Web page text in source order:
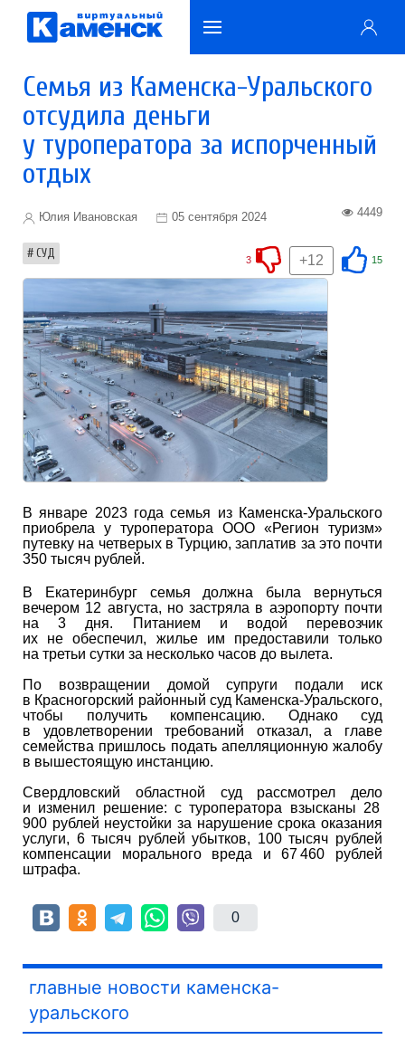
Семья из Каменска-Уральского
отсудила деньги
у туроператора за испорченный
отдых
Юлия Ивановская 05 сентября 2024 4449
СУД 15
+12
3
В январе 2023 года семья из Каменска-Уральского
приобрела у туроператора ООО «Регион туризм»
путевку на четверых в Турцию, заплатив за это почти
350 тысяч рублей.
В Екатеринбург семья должна была вернуться
вечером 12 августа, но застряла в аэропорту почти
на 3 дня. Питанием и водой перевозчик
их не обеспечил, жилье им предоставили только
на третьи сутки за несколько часов до вылета.
По возвращении домой супруги подали иск
в Красногорский районный суд Каменска-Уральского,
чтобы получить компенсацию. Однако суд
в удовлетворении требований отказал, а главе
семейства пришлось подать апелляционную жалобу
в вышестоящую инстанцию.
Свердловский областной суд рассмотрел дело
и изменил решение: с туроператора взысканы 28
900 рублей неустойки за нарушение срока оказания
услуги, 6 тысяч рублей убытков, 100 тысяч рублей
компенсации морального вреда и 67 460 рублей
штрафа.
0
главные новости каменска-
уральского